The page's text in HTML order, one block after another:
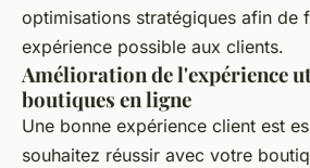
optimisations stratégiques afin de
expérience possible aux clients.
Amélioration de l'expérience
boutiques en ligne
Une bonne expérience client est
souhaitez réussir avec votre